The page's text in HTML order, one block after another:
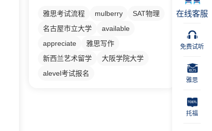
雅思考试流程 mulberry
SAT物理
名古屋市立大学
available
appreciate
雅思写作
新西兰艺术留学
大阪学院大学
alevel考试报名
在线客服
免费试听
雅思
托福